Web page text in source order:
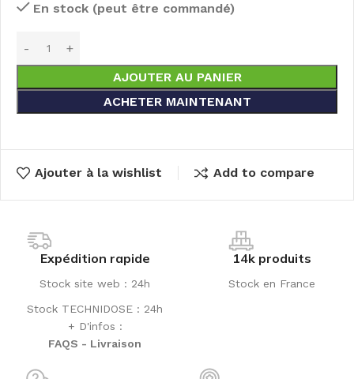
En stock (peut être commandé)
AJOUTER AU PANIER
ACHETER MAINTENANT
Ajouter à la wishlist Add to compare
Expédition rapide
Stock site web : 24h
Stock TECHNIDOSE : 24h
+ D'infos :
FAQS - Livraison
14k produits
Stock en France